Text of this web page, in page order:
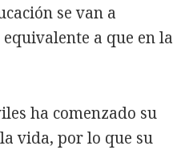
se van a
a que en la
ha comenzado su
vida, por lo que su